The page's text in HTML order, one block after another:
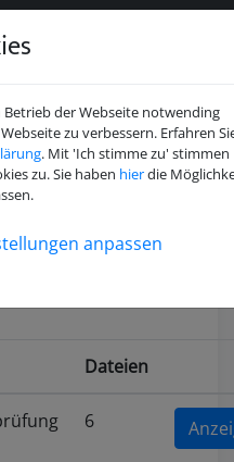
Dateien
6
der Webseite notwending
zu verbessern. Erfahren
. Mit 'Ich stimme zu' stimmen
zu. Sie haben hierdie
anpassen